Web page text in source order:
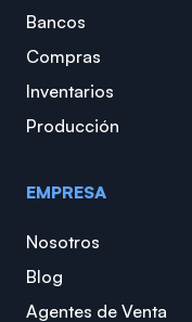
Bancos
Compras
Inventarios
Producción
EMPRESA
Nosotros
Blog
Agentes de Venta